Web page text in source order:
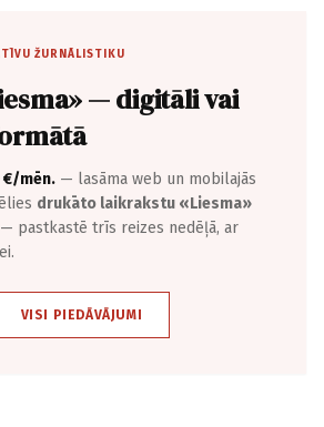
ŽURNĀLISTIKU
— digitāli vai
€/mēn. — lasāma web un mobilajās
drukāto laikrakstu «Liesma»
— pastkastē trīs reizes nedēļā, ar
VISI PIEDĀVĀJUMI